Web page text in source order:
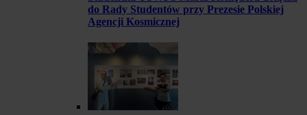
do Rady Studentów przy Prezesie Polskiej
Agencji Kosmicznej